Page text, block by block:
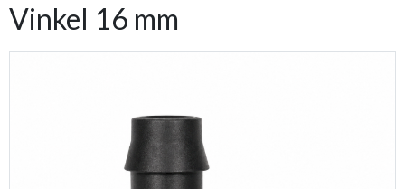
Vinkel 16 mm